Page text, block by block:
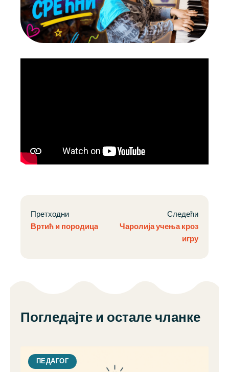
Претходни
Вртић и породица
Следећи
Чаролија учења кроз
игру
Погледајте и остале чланке
ПЕДАГОГ